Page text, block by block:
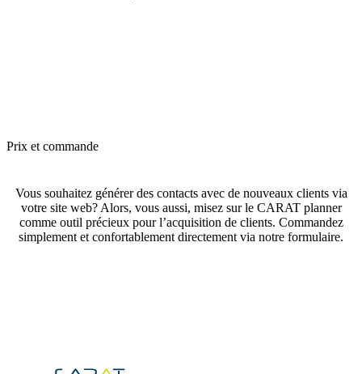
Prix et commande
Vous souhaitez générer des contacts avec de nouveaux clients via
votre site web? Alors, vous aussi, misez sur le CARAT planner
comme outil précieux pour l’acquisition de clients. Commandez
simplement et confortablement directement via notre formulaire.